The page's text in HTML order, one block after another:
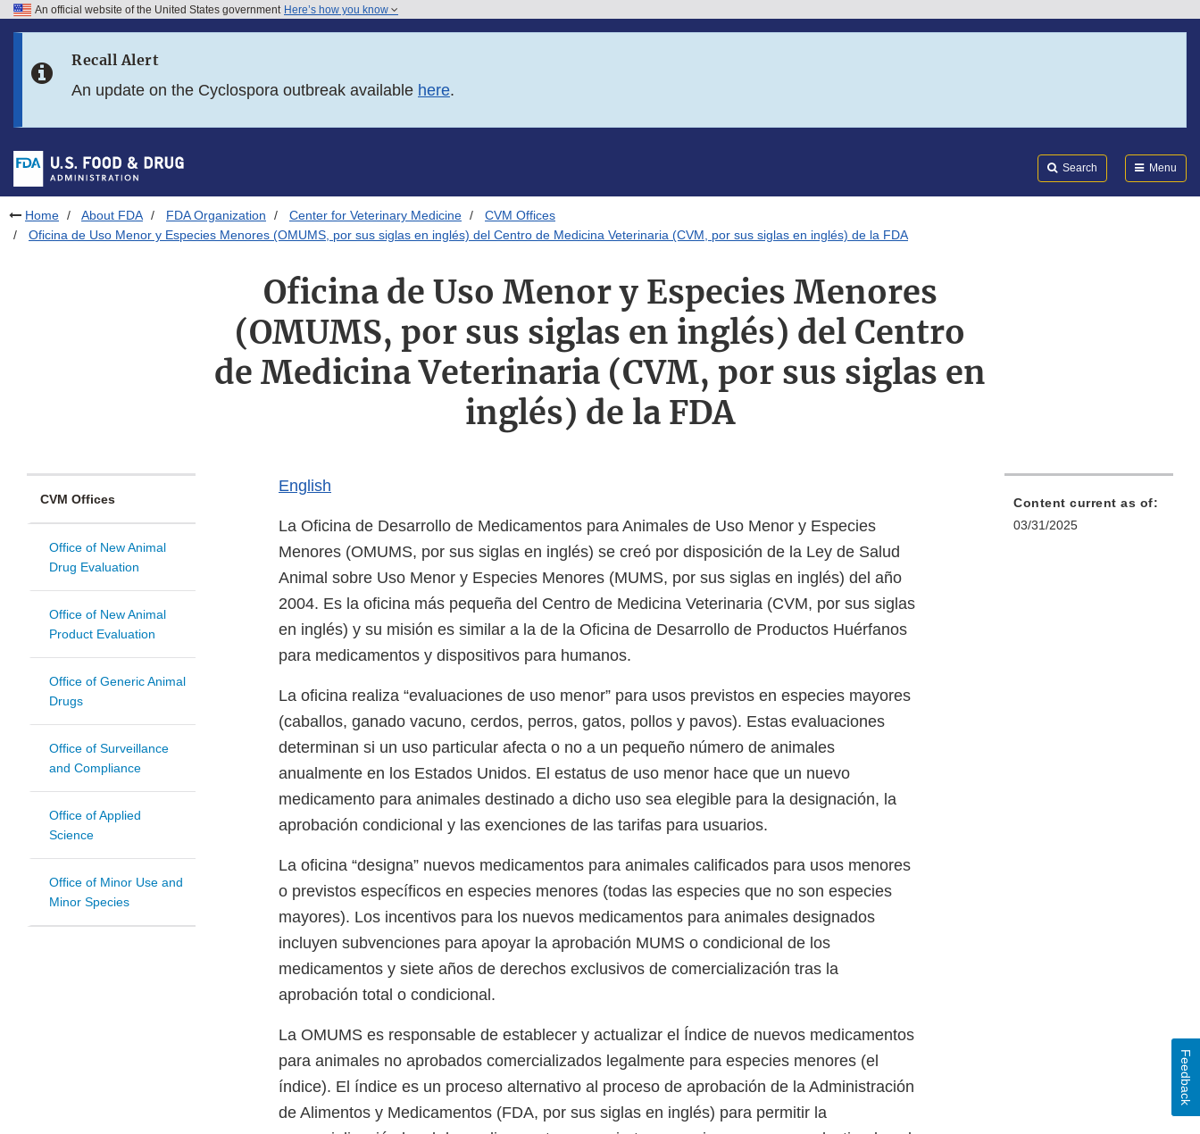
Skip to FDA Search
Skip to footer links
An official website of the United States government Here’s how you know
Recall Alert
An update on the Cyclospora outbreak available here.
Search Menu
Home About FDA FDA Organization Center for Veterinary Medicine
CVM Offices
Oficina de Uso Menor y Especies Menores (OMUMS, por sus siglas en inglés) del Centro de Medicina Veterinaria (CVM, por sus siglas en inglés) de la FDA
Oficina de Uso Menor y Especies Menores
(OMUMS, por sus siglas en inglés) del Centro
de Medicina Veterinaria (CVM, por sus siglas en
inglés) de la FDA
CVM Offices
Office of New Animal
Drug Evaluation
Office of New Animal
Product Evaluation
Office of Generic Animal
Drugs
Office of Surveillance
and Compliance
Office of Applied
Science
Office of Minor Use and
Minor Species
English
La Oficina de Desarrollo de Medicamentos para Animales de Uso Menor y Especies
Menores (OMUMS, por sus siglas en inglés) se creó por disposición de la Ley de Salud
Animal sobre Uso Menor y Especies Menores (MUMS, por sus siglas en inglés) del año
2004. Es la oficina más pequeña del Centro de Medicina Veterinaria (CVM, por sus siglas
en inglés) y su misión es similar a la de la Oficina de Desarrollo de Productos Huérfanos
para medicamentos y dispositivos para humanos.
La oficina realiza “evaluaciones de uso menor” para usos previstos en especies mayores
(caballos, ganado vacuno, cerdos, perros, gatos, pollos y pavos). Estas evaluaciones
determinan si un uso particular afecta o no a un pequeño número de animales
anualmente en los Estados Unidos. El estatus de uso menor hace que un nuevo
medicamento para animales destinado a dicho uso sea elegible para la designación, la
aprobación condicional y las exenciones de las tarifas para usuarios.
La oficina “designa” nuevos medicamentos para animales calificados para usos menores
o previstos específicos en especies menores (todas las especies que no son especies
mayores). Los incentivos para los nuevos medicamentos para animales designados
incluyen subvenciones para apoyar la aprobación MUMS o condicional de los
medicamentos y siete años de derechos exclusivos de comercialización tras la
aprobación total o condicional.
La OMUMS es responsable de establecer y actualizar el Índice de nuevos medicamentos
para animales no aprobados comercializados legalmente para especies menores (el
índice). El índice es un proceso alternativo al proceso de aprobación de la Administración
de Alimentos y Medicamentos (FDA, por sus siglas en inglés) para permitir la
Content current as of:
03/31/2025
Feedback